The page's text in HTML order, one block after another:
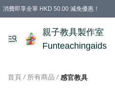
消費即享全單 HKD 50.00 減免優惠！
購物滿 HKD 699.00即享免運費優惠！（適
凡購物滿HKD 699.00，即享免費禮品
親子教具製作室
Funteachingaids
首頁 / 所有商品 / 感官教具